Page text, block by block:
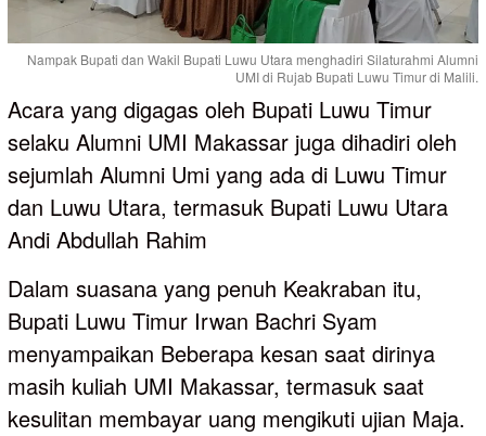
Nampak Bupati dan Wakil Bupati Luwu Utara menghadiri Silaturahmi Alumni
UMI di Rujab Bupati Luwu Timur di Malili.
Acara yang digagas oleh Bupati Luwu Timur
selaku Alumni UMI Makassar juga dihadiri oleh
sejumlah Alumni Umi yang ada di Luwu Timur
dan Luwu Utara, termasuk Bupati Luwu Utara
Andi Abdullah Rahim
Dalam suasana yang penuh Keakraban itu,
Bupati Luwu Timur Irwan Bachri Syam
menyampaikan Beberapa kesan saat dirinya
masih kuliah UMI Makassar, termasuk saat
kesulitan membayar uang mengikuti ujian Maja.